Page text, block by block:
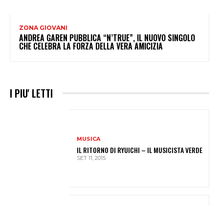
ZONA GIOVANI
ANDREA GAREN PUBBLICA “N’TRUE”, IL NUOVO SINGOLO
CHE CELEBRA LA FORZA DELLA VERA AMICIZIA
I PIU' LETTI
MUSICA
IL RITORNO DI RYUICHI – IL MUSICISTA VERDE
SET 11, 2015